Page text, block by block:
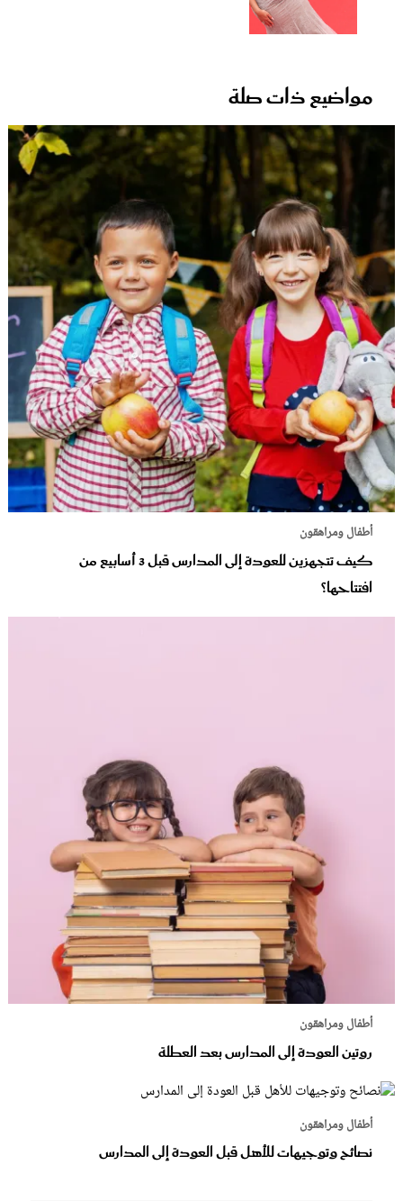
مواضيع ذات صلة
أطفال ومراهقون
كيف تتجهزين للعودة إلى المدارس قبل 3 أسابيع من
افتتاحها؟
أطفال ومراهقون
روتين العودة إلى المدارس بعد العطلة
أطفال ومراهقون
نصائح وتوجيهات للأهل قبل العودة إلى المدارس